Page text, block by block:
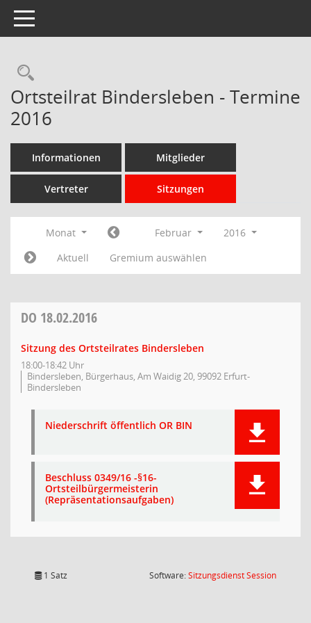
Toggle navigation
Rechercheauswahl
Ortsteilrat Bindersleben - Termine
2016
Informationen Mitglieder
Vertreter Sitzungen
Monat Februar
2016
Aktuell
Gremium auswählen
DO 18.02.2016
Sitzung des Ortsteilrates Bindersleben
18:00-18:42 Uhr
Bindersleben, Bürgerhaus, Am Waidig 20, 99092 Erfurt-
Bindersleben
Niederschrift öffentlich OR BIN
Beschluss 0349/16 -§16-
Ortsteilbürgermeisterin
(Repräsentationsaufgaben)
1 Satz Software:SitzungsdienstSession(Wird in